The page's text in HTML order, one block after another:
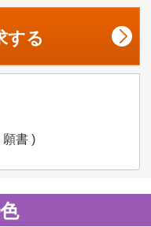
する
願書 )